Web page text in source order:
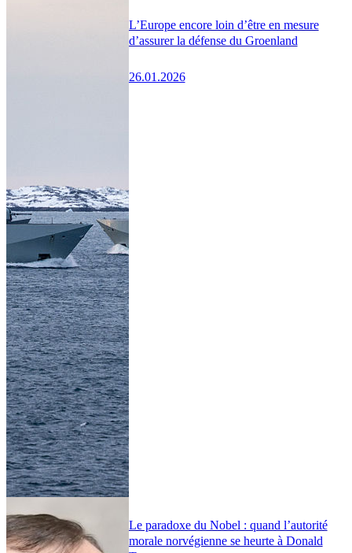
L’Europe encore loin d’être en mesure
d’assurer la défense du Groenland
26.01.2026
Le paradoxe du Nobel : quand l’autorité
morale norvégienne se heurte à Donald